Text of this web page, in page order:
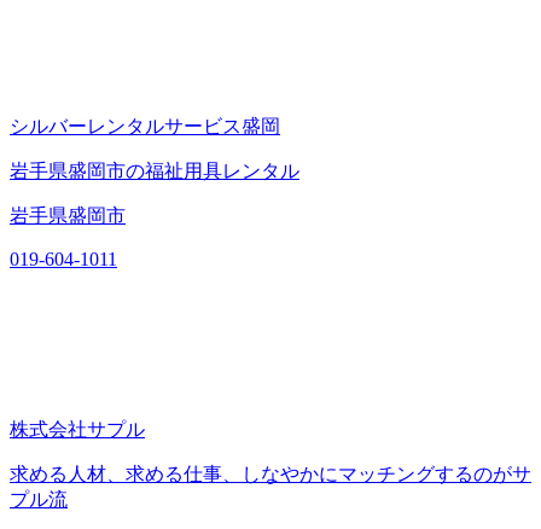
シルバーレンタルサービス盛岡
岩手県盛岡市の福祉用具レンタル
岩手県盛岡市
019-604-1011
株式会社サプル
求める人材、求める仕事、しなやかにマッチングするのがサ
プル流